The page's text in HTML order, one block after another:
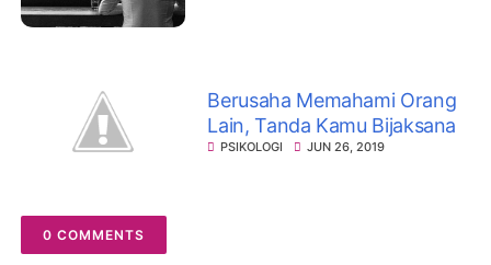
Berusaha Memahami Orang
Lain, Tanda Kamu Bijaksana
PSIKOLOGI JUN 26, 2019
0 COMMENTS